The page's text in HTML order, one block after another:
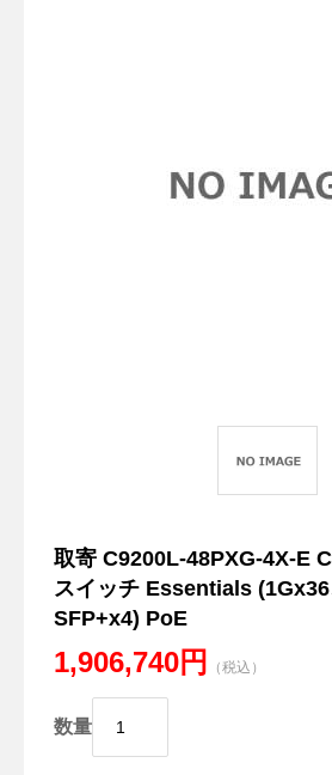
取寄 C9200L-48PXG-4X-E
スイッチ Essentials (1Gx36
SFP+x4) PoE
1,906,740円 （税込）
数量